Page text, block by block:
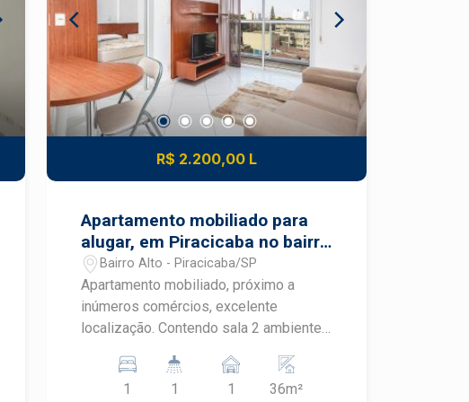
carro elétrico na garagem, painel
fotovoltaico para geração própria,
condomínio clube (Reserva das
Paineiras) com piscinas adulto e
infantil, 2 churrasqueiras, playground,
academia, salão de festas, quadras de
obs. Rua sem saída muito tranquila,
R$ 2.200,00 L
Apartamento mobiliado para
alugar, em Piracicaba no bairro
AltoBairro Alto - Piracicaba/SP
Apartamento mobiliado, próximo a
inúmeros comércios, excelente
localização. Contendo sala 2 ambientes
rack, sacada, suíte com armários
embutido, cama box, banheiro da suíte
1
1
1
36m²